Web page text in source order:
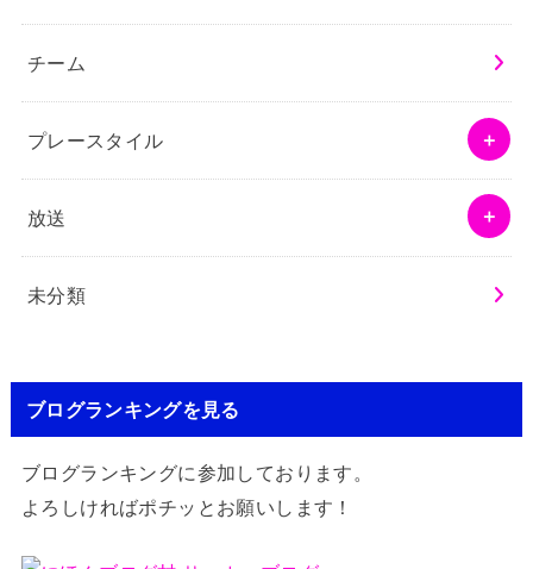
チーム
プレースタイル
放送
未分類
ブログランキングを見る
ブログランキングに参加しております。
よろしければポチッとお願いします！